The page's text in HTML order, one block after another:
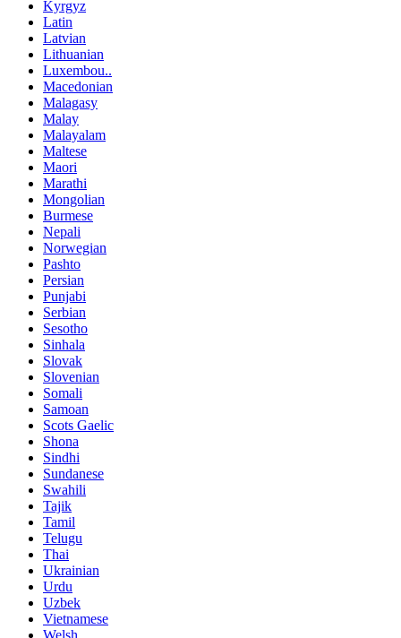
Kyrgyz
Latin
Latvian
Lithuanian
Luxembou..
Macedonian
Malagasy
Malay
Malayalam
Maltese
Maori
Marathi
Mongolian
Burmese
Nepali
Norwegian
Pashto
Persian
Punjabi
Serbian
Sesotho
Sinhala
Slovak
Slovenian
Somali
Samoan
Scots Gaelic
Shona
Sindhi
Sundanese
Swahili
Tajik
Tamil
Telugu
Thai
Ukrainian
Urdu
Uzbek
Vietnamese
Welsh